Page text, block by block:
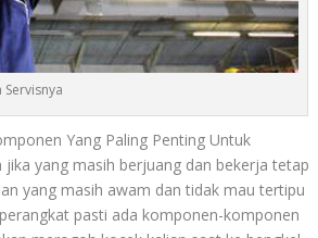
Yang Paling Penting Untuk
yang masih berjuang dan bekerja tetap
yang masih awam dan tidak mau tertipu
pasti ada komponen-komponen